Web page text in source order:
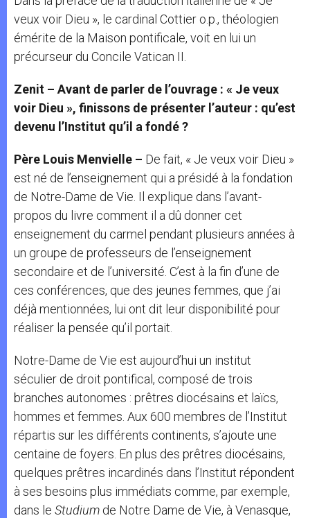
veux voir Dieu », le cardinal Cottier o.p., théologien
émérite de la Maison pontificale, voit en lui un
précurseur du Concile Vatican II.
Zenit – Avant de parler de l’ouvrage : « Je veux
voir Dieu », finissons de présenter l’auteur : qu’est
devenu l’Institut qu’il a fondé ?
Père Louis Menvielle – De fait, « Je veux voir Dieu »
est né de l’enseignement qui a présidé à la fondation
de Notre-Dame de Vie. Il explique dans l’avant-
propos du livre comment il a dû donner cet
enseignement du carmel pendant plusieurs années à
un groupe de professeurs de l’enseignement
secondaire et de l’université. C’est à la fin d’une de
ces conférences, que des jeunes femmes, que j’ai
déjà mentionnées, lui ont dit leur disponibilité pour
réaliser la pensée qu’il portait.
Notre-Dame de Vie est aujourd’hui un institut
séculier de droit pontifical, composé de trois
branches autonomes : prêtres diocésains et laïcs,
hommes et femmes. Aux 600 membres de l’Institut
répartis sur les différents continents, s’ajoute une
centaine de foyers. En plus des prêtres diocésains,
quelques prêtres incardinés dans l’Institut répondent
à ses besoins plus immédiats comme, par exemple,
dans le Studium de Notre Dame de Vie, à Venasque,